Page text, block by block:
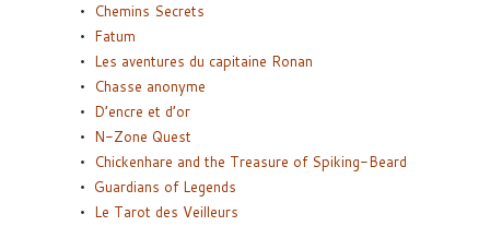
Chemins Secrets
Fatum
Les aventures du capitaine Ronan
Chasse anonyme
D’encre et d’or
N-Zone Quest
Chickenhare and the Treasure of Spiking-Beard
Guardians of Legends
Le Tarot des Veilleurs